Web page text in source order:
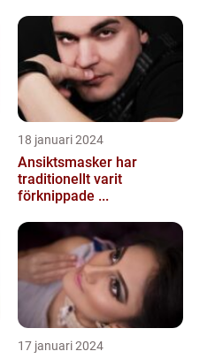
18 januari 2024
Ansiktsmasker har
traditionellt varit
förknippade ...
17 januari 2024